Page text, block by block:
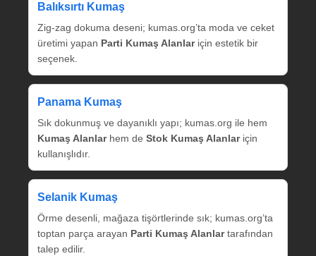
Balıksırtı Kumaş
Zig‑zag dokuma deseni; kumas.org’ta moda ve ceket
üretimi yapan Parti Kumaş Alanlariçin estetik bir
seçenek.
Panama Kumaş
Sık dokunmuş ve dayanıklı yapı; kumas.org ile hem
Kumaş Alanlarhem de Stok Kumaş Alanlariçin
kullanışlıdır.
Selanik Kumaş
Örme desenli, mağaza tişörtlerinde sık; kumas.org’ta
toptan parça arayan Parti Kumaş Alanlartarafından
talep edilir.